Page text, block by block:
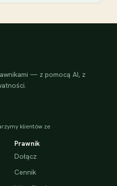
— z pomocą AI, z
klientów ze
Prawnik
Dołącz
Cennik